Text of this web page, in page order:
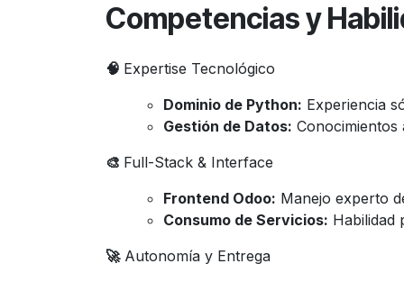
Competencias y
🧠 Expertise Tecnológico
Dominio de Python: Experiencia
Gestión de Datos:
🎨 Full-Stack & Interface
Frontend Odoo: Manejo experto
Consumo de Servicios: Habilidad
🚀Autonomía y Entrega